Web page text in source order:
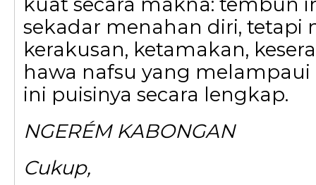
sekadar menahan diri, tetapi
kerakusan, ketamakan,
hawa nafsu yang melampaui
ini puisinya secara lengkap.
NGERÉM KABONGAN
Cukup,